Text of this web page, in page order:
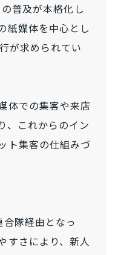
普及が本格化し
紙媒体を中心とし
が求められてい
体での集客や来店
、これからのイン
ト集客の仕組みづ
隊経由となっ
すさにより、新人